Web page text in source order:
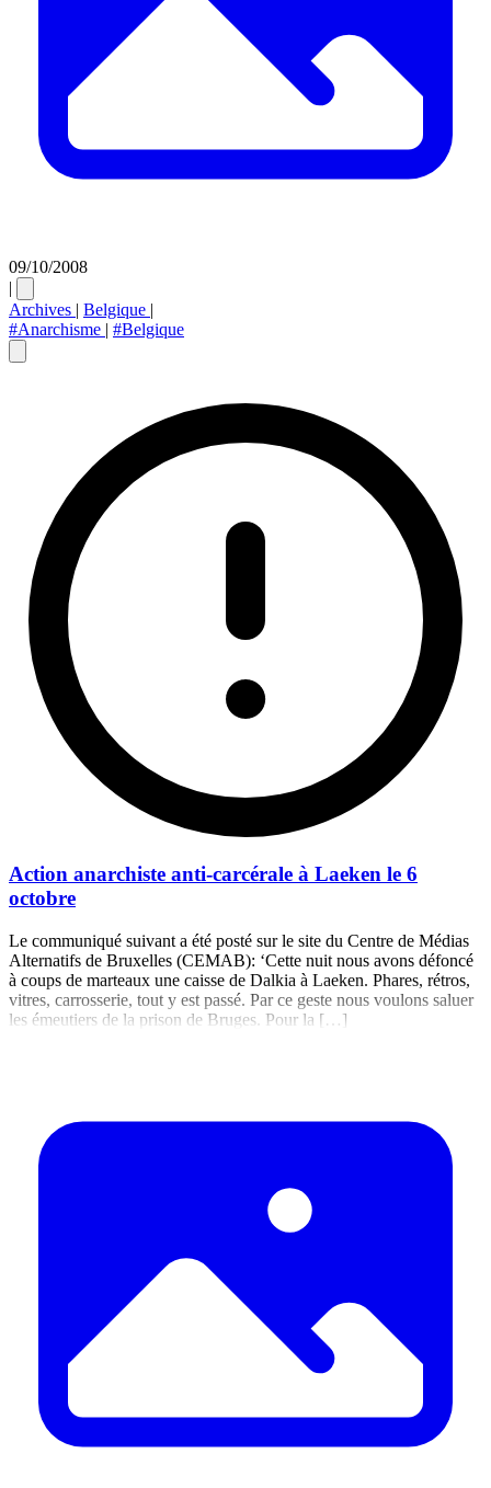
09/10/2008
|
Archives | Belgique |
#Anarchisme | #Belgique
Action anarchiste anti-carcérale à Laeken le 6
octobre
Le communiqué suivant a été posté sur le site du Centre de Médias
Alternatifs de Bruxelles (CEMAB): ‘Cette nuit nous avons défoncé
à coups de marteaux une caisse de Dalkia à Laeken. Phares, rétros,
vitres, carrosserie, tout y est passé. Par ce geste nous voulons saluer
les émeutiers de la prison de Bruges. Pour la […]